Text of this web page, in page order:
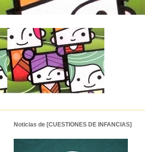
Noticias de [CUESTIONES DE INFANCIAS]